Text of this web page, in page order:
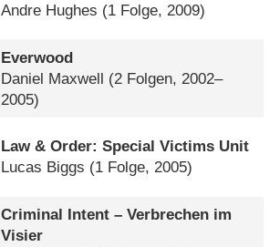
Andre Hughes (1 Folge, 2009)
Everwood
Daniel Maxwell (2 Folgen, 2002–
2005)
Law & Order: Special Victims Unit
Lucas Biggs (1 Folge, 2005)
Criminal Intent – Verbrechen im
Visier